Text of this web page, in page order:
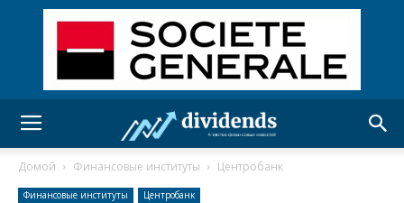
Домой Финансовые институты Центробанк
Финансовые институты Центробанк